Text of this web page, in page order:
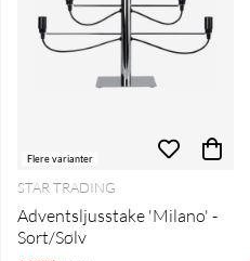
Flere varianter
STAR TRADING
Adventsljusstake 'Milano' -
Sort/Sølv